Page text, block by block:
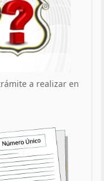
a realizar en